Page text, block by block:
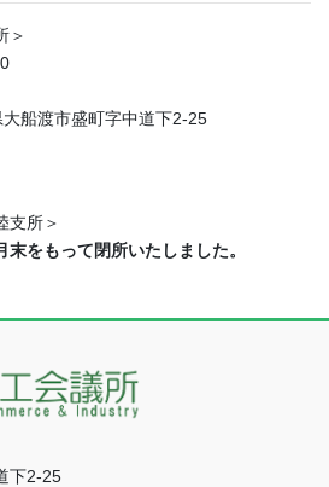
＞
船渡市盛町字中道下2-25
支所＞
をもって閉所いたしました。
下2-25